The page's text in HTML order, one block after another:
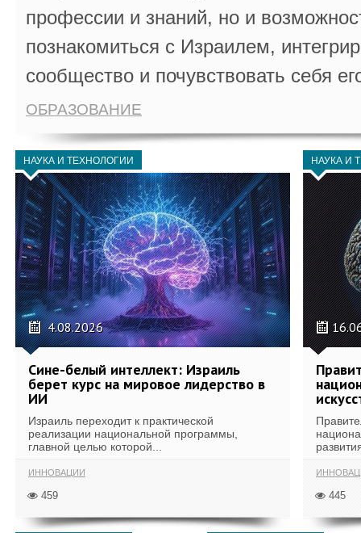
профессии и знаний, но и
познакомиться с Израилем,
сообщество и почувствовать себя
ОБРАЗОВАНИЕ
НАУКА И ТЕХНОЛОГИИ
4.08.2026
Сине-белый интеллект: Израиль
берет курс на мировое лидерство в
ИИ
Израиль переходит к практической
реализации национальной программы,
главной целью которой...
ИННОВАЦИИ
459
НАУКА И
445